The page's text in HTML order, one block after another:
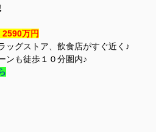
万円
グストア、飲食店がすぐ近く♪
徒歩１０分圏内♪